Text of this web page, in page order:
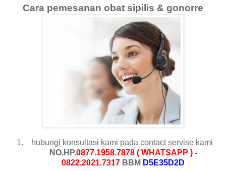
Cara pemesanan obat sipilis & gonorre
hubungi konsultasi kami pada contact servise kami
NO.HP.0877.1958.7878 ( WHATSAPP ) -
0822.2021.7317 BBM D5E35D2D